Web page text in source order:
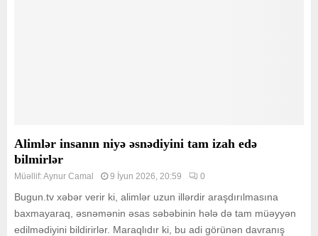
Alimlər insanın niyə əsnədiyini tam izah edə
bilmirlər
Müəllif:Aynur Camal 9 İyun 2026, 20:59 0
Bugun.tv xəbər verir ki, alimlər uzun illərdir araşdırılmasına
baxmayaraq, əsnəmənin əsas səbəbinin hələ də tam müəyyən
edilmədiyini bildirirlər. Maraqlıdır ki, bu adi görünən davranış